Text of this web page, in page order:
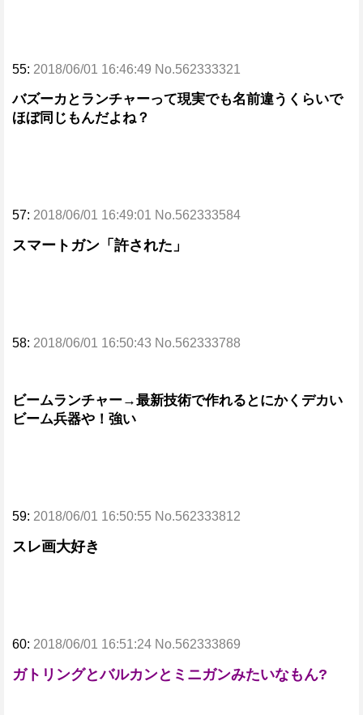
55: 2018/06/01 16:46:49 No.562333321
バズーカとランチャーって現実でも名前違うくらいで
ほぼ同じもんだよね？
57: 2018/06/01 16:49:01 No.562333584
スマートガン「許された」
58: 2018/06/01 16:50:43 No.562333788
ビームランチャー→最新技術で作れるとにかくデカい
ビーム兵器や！強い
59: 2018/06/01 16:50:55 No.562333812
スレ画大好き
60: 2018/06/01 16:51:24 No.562333869
ガトリングとバルカンとミニガンみたいなもん?